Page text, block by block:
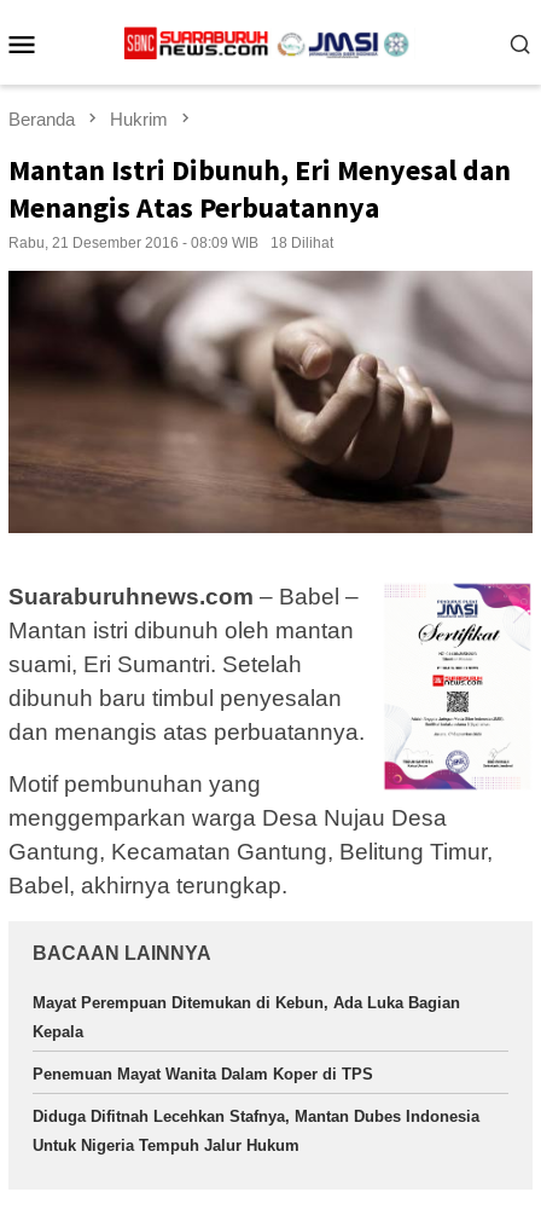
ke
Beranda Hukrim
Mantan Istri Dibunuh, Eri Menyesal dan
Menangis Atas Perbuatannya
Rabu, 21 Desember 2016 - 08:09 WIB 18 Dilihat
Suaraburuhnews.com – Babel –
Mantan istri dibunuh oleh mantan
suami, Eri Sumantri. Setelah
dibunuh baru timbul penyesalan
dan menangis atas perbuatannya.
Motif pembunuhan yang
menggemparkan warga Desa Nujau Desa
Gantung, Kecamatan Gantung, Belitung Timur,
Babel, akhirnya terungkap.
BACAAN LAINNYA
Mayat Perempuan Ditemukan di Kebun, Ada Luka Bagian
Kepala
Penemuan Mayat Wanita Dalam Koper di TPS
Diduga Difitnah Lecehkan Stafnya, Mantan Dubes Indonesia
Untuk Nigeria Tempuh Jalur Hukum